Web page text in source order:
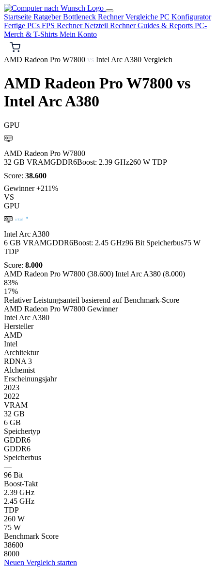
Startseite RatgeberBottleneck RechnerVergleiche PC Konfigurator
Fertige PCs FPS RechnerNetzteil RechnerGuides & Reports PC-
Merch & T-Shirts Mein Konto
AMD Radeon Pro W7800 vs Intel Arc A380 Vergleich
AMD Radeon Pro W7800 vs
Intel Arc A380
GPU
AMD Radeon Pro W7800
32 GB VRAMGDDR6Boost: 2.39 GHz260 W TDP
Score: 38.600
Gewinner+211%
VS
GPU
intel
Intel Arc A380
6 GB VRAMGDDR6Boost: 2.45 GHz96 Bit Speicherbus75 W
TDP
Score: 8.000
AMD Radeon Pro W7800 (38.600) Intel Arc A380 (8.000)
83%
17%
Relativer Leistungsanteil basierend auf Benchmark-Score
AMD Radeon Pro W7800 Gewinner
Intel Arc A380
Hersteller
AMD
Intel
Architektur
RDNA 3
Alchemist
Erscheinungsjahr
2023
2022
VRAM
32 GB
6 GB
Speichertyp
GDDR6
GDDR6
Speicherbus
—
96 Bit
Boost-Takt
2.39 GHz
2.45 GHz
TDP
260 W
75 W
Benchmark Score
38600
8000
Neuen Vergleich starten